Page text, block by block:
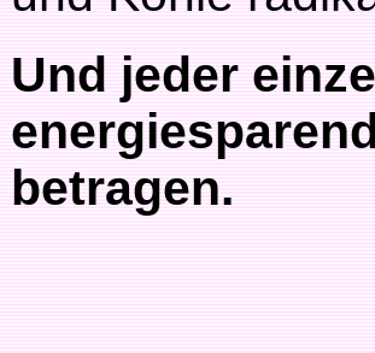
Und jeder
betragen.